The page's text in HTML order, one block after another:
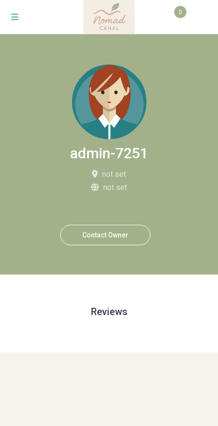
0
admin-7251
not set
not set
Contact Owner
Reviews